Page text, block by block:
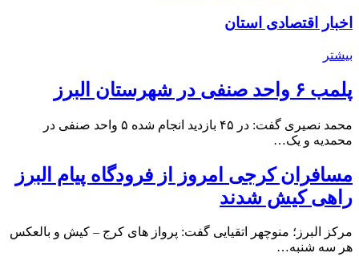
اخبار اقتصادی استان
بیشتر
پلمب ۶ واحد صنفی در شهرستان البرز
محمد نصیری گفت: در ۴۵ بازدید انجام شده ۵ واحد صنفی در
محمدیه و یک…
مسافران کرجی امروز از فرودگاه پیام البرز
راهی کیش شدند
مرکز البرز؛ منوچهر اتقیایی گفت: پرواز های کرج – کیش و بالعکس
هر سه شنبه…